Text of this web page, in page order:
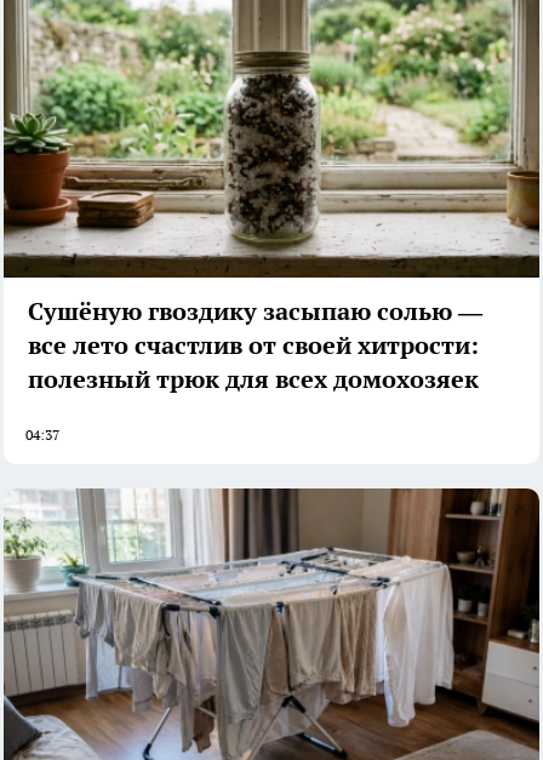
Сушёную гвоздику засыпаю солью —
все лето счастлив от своей хитрости:
полезный трюк для всех домохозяек
04:37